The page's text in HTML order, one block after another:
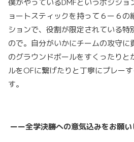
僕がやっているDMFというポジショ
ョートスティックを持って６ー６の
ションで、役割が限定されている特
ので。自分がいかにチームの攻守に
のグラウンドボールをすくったりと
ルをOFに繋げたりと丁寧にプレー
す。
ーー全学決勝への意気込みをお願い